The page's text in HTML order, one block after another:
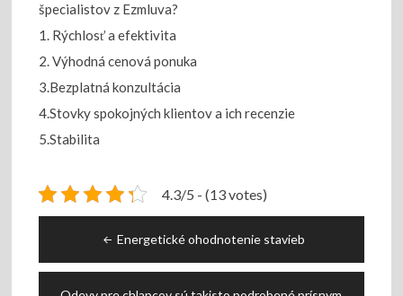
špecialistov z Ezmluva?
1. Rýchlosť a efektivita
2. Výhodná cenová ponuka
3.Bezplatná konzultácia
4.Stovky spokojných klientov a ich recenzie
5.Stabilita
4.3/5 - (13 votes)
příspěvek
Energetické ohodnotenie stavieb